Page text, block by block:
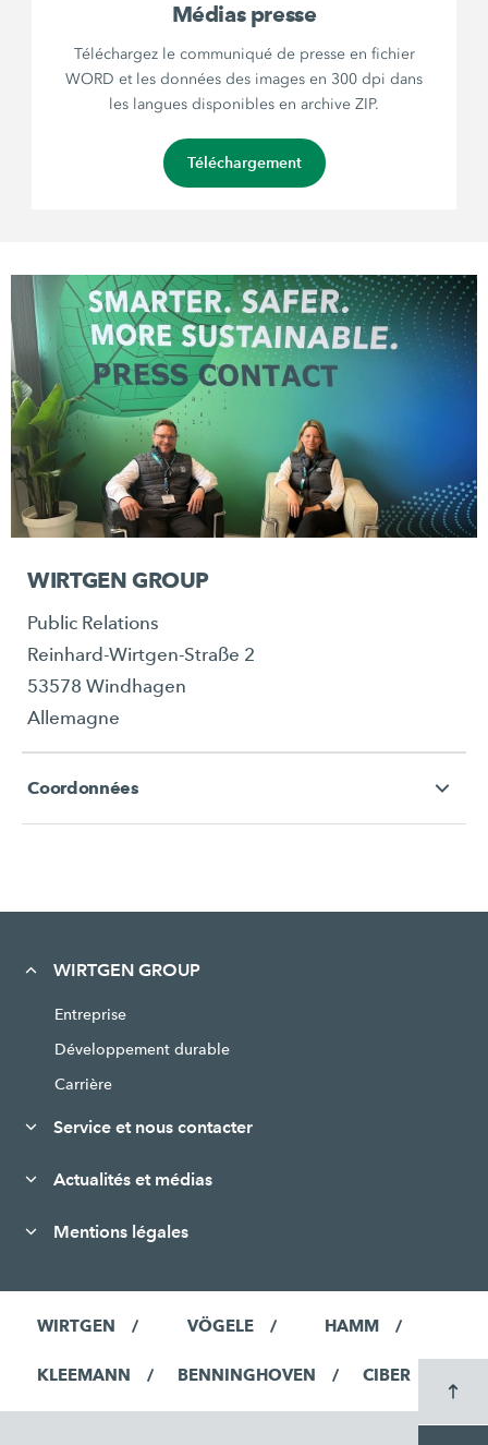
Médias presse
Téléchargez le communiqué de presse en fichier
WORD et les données des images en 300 dpi dans
les langues disponibles en archive ZIP.
Téléchargement
WIRTGEN GROUP
Public Relations
Reinhard-Wirtgen-Straße 2
53578 Windhagen
Allemagne
Coordonnées
WIRTGEN GROUP
Entreprise
Développement durable
Carrière
Service et nous contacter
Actualités et médias
Mentions légales
WIRTGEN VÖGELE HAMM
KLEEMANN BENNINGHOVEN CIBER